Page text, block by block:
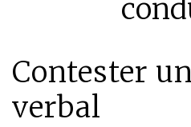
Contester
verbal